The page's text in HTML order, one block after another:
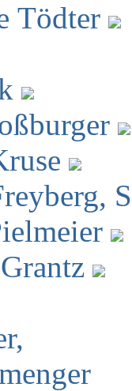
Tödter